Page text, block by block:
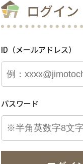
ログイン
ID（メールアドレス）
パスワード